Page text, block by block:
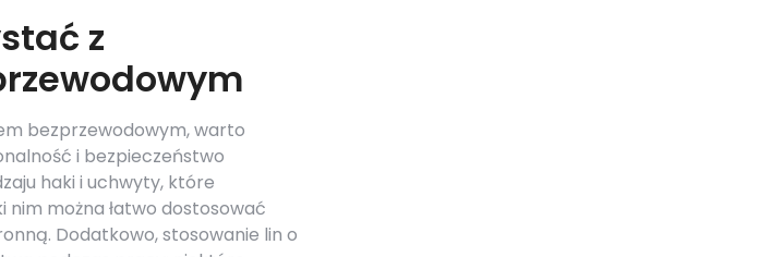
z
bezprzewodowym, warto
i bezpieczeństwo
haki i uchwyty, które
można łatwo dostosować
Dodatkowo, stosowanie lin o